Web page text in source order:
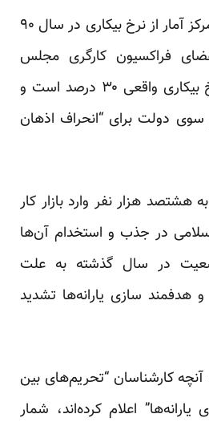
در زمان انتشار گزارش مرکز آمار از نرخ بیکاری در سال ۹۰
فراکسیون کارگری مجلس
هشتم گفته بود که نرخ بیکاری واقعی ۳۰ درصد است و
سوی دولت برای “انحراف اذهان
هشتصد هزار نفر وارد بازار کار
در جذب و استخدام آن‌ها
در سال گذشته به علت
هدفمند سازی یارانه‌ها تشدید
کار‌شناسان “تحریم‌های بین
اعلام کرده‌اند، شمار